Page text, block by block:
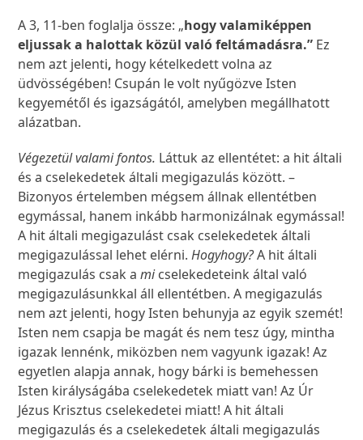
A 3, 11-ben foglalja össze: „hogy valamiképpen
eljussak a halottak közül való feltámadásra.” Ez
nem azt jelenti, hogy kételkedett volna az
üdvösségében! Csupán le volt nyűgözve Isten
kegyemétől és igazságától, amelyben megállhatott
alázatban.
Végezetül valami fontos. Láttuk az ellentétet: a hit általi
és a cselekedetek általi megigazulás között. –
Bizonyos értelemben mégsem állnak ellentétben
egymással, hanem inkább harmonizálnak egymással!
A hit általi megigazulást csak cselekedetek általi
megigazulással lehet elérni.Hogyhogy?A hit általi
megigazulás csak amicselekedeteink által való
megigazulásunkkal áll ellentétben. A megigazulás
nem azt jelenti, hogy Isten behunyja az egyik szemét!
Isten nem csapja be magát és nem tesz úgy, mintha
igazak lennénk, miközben nem vagyunk igazak! Az
egyetlen alapja annak, hogy bárki is bemehessen
Isten királyságába cselekedetek miatt van! Az Úr
Jézus Krisztus cselekedetei miatt! A hit általi
megigazulás és a cselekedetek általi megigazulás